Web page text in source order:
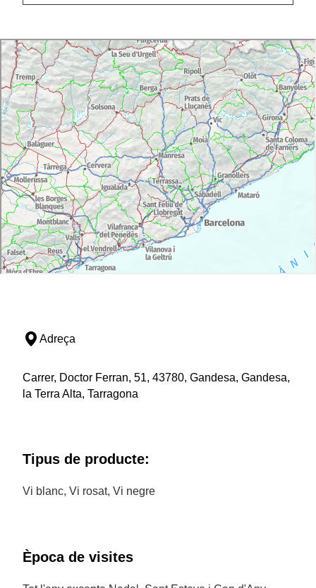
Adreça
Carrer, Doctor Ferran, 51, 43780, Gandesa, Gandesa,
la Terra Alta, Tarragona
Tipus de producte:
Vi blanc, Vi rosat, Vi negre
Època de visites